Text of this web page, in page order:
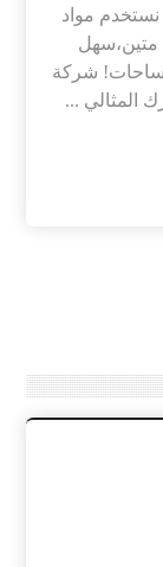
مواد
متين،سهل
شركة
المثالي ...